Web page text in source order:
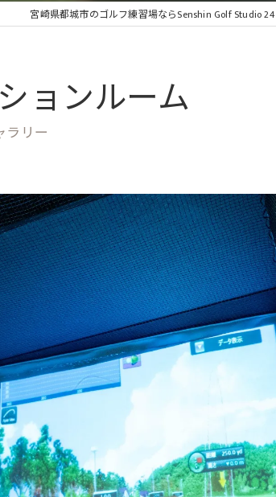
宮崎県都城市のゴルフ練習場ならSenshin Golf Studio 24
ラリー
ョンルーム